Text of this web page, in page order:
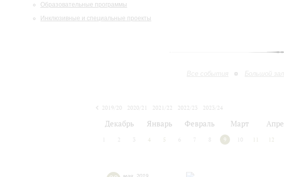
Образовательные программы
Инклюзивные и специальные проекты
Все события Большой зал
2019/20
2020/21 2021/22 2022/23
2023/24
Декабрь Январь Февраль Март
2 3 4 5 6 7 8 9 10 11 12